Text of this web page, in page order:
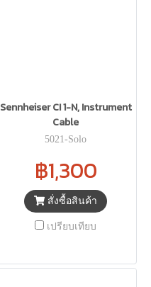
Sennheiser CI 1-N, Instrument
Cable
5021-Solo
฿1,300
สั่งซื้อสินค้า
เปรียบเทียบ